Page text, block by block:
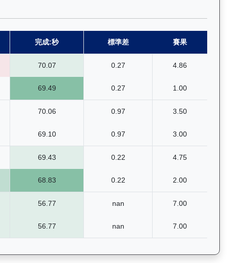
完成:秒 標準差 賽果
70.07 0.27 4.86
69.49 0.27 1.00
70.06 0.97 3.50
69.10 0.97 3.00
69.43 0.22 4.75
68.83 0.22 2.00
56.77 nan 7.00
56.77 nan 7.00